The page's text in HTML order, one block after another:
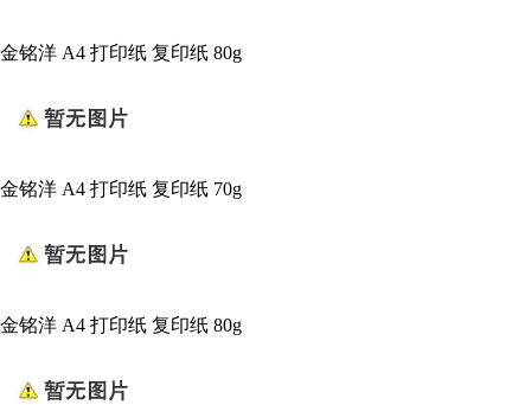
金铭洋 A4 打印纸 复印纸 80g
金铭洋 A4 打印纸 复印纸 70g
金铭洋 A4 打印纸 复印纸 80g